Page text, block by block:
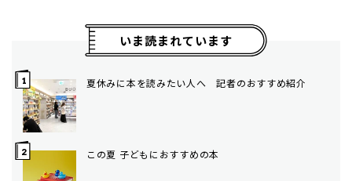
いま読まれています
夏休みに本を読みたい人へ 記者のおすすめ紹介
この夏 子どもにおすすめの本